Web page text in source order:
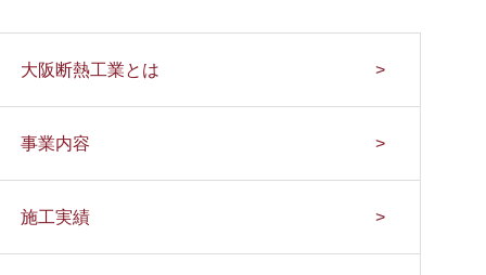
大阪断熱工業とは
事業内容
施工実績